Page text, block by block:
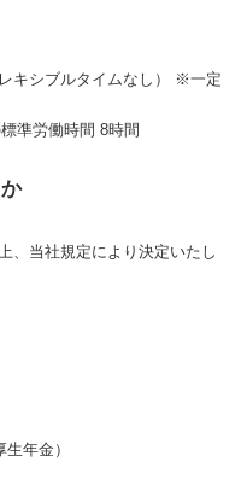
キシブルタイムなし） ※一定
準労働時間 8時間
、当社規定により決定いたし
年金）